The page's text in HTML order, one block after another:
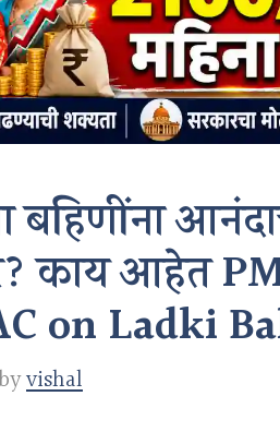
बहिणींना
काय आहेत
on Ladki
vishal